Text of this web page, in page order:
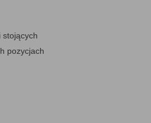
stojących
pozycjach